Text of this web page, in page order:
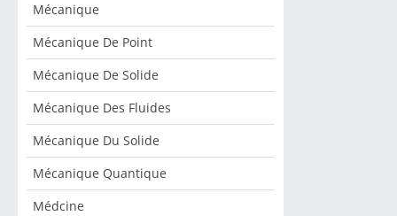
Mécanique
Mécanique De Point
Mécanique De Solide
Mécanique Des Fluides
Mécanique Du Solide
Mécanique Quantique
Médcine